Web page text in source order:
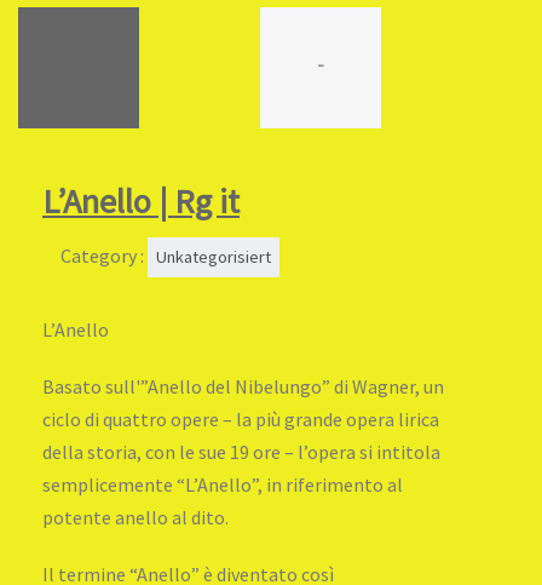
-
L’Anello | Rg it
Category : Unkategorisiert
L’Anello
Basato sull'”Anello del Nibelungo” di Wagner, un
ciclo di quattro opere – la più grande opera lirica
della storia, con le sue 19 ore – l’opera si intitola
semplicemente “L’Anello”, in riferimento al
potente anello al dito.
Il termine “Anello” è diventato così